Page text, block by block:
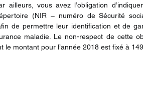
ailleurs, vous avez l’obligation
(NIR – numéro de Sécurité
de permettre leur identification et de
maladie. Le non-respect de cette
le montant pour l’année 2018 est fixé à